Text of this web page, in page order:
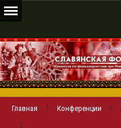
Главная Конференции